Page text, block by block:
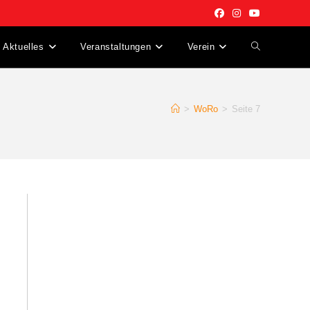
Aktuelles Veranstaltungen Verein Website-
> WoRo > Seite 7